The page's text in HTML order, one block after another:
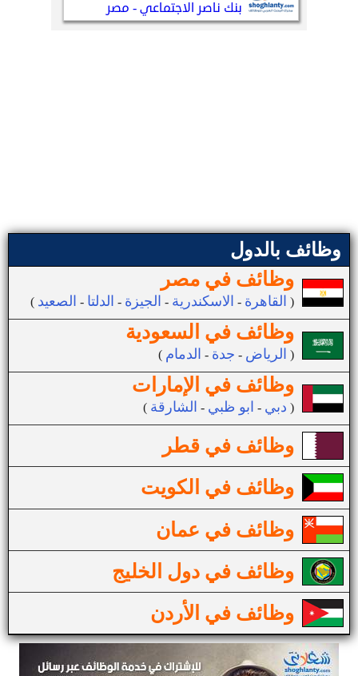
وظائف بالدول
وظائف في مصر
( القاهرة - الاسكندرية - الجيزة - الدلتا - الصعيد )
وظائف في السعودية
( الرياض - جدة - الدمام )
وظائف في الإمارات
( دبي - ابو ظبي - الشارقة )
وظائف في قطر
وظائف في الكويت
وظائف في عمان
وظائف في دول الخليج
وظائف في الأردن